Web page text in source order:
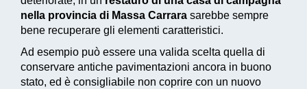
nella provincia di Massa Carrara sarebbe sempre
bene recuperare gli elementi caratteristici.
Ad esempio può essere una valida scelta quella di
conservare antiche pavimentazioni ancora in buono
stato, ed è consigliabile non coprire con un nuovo